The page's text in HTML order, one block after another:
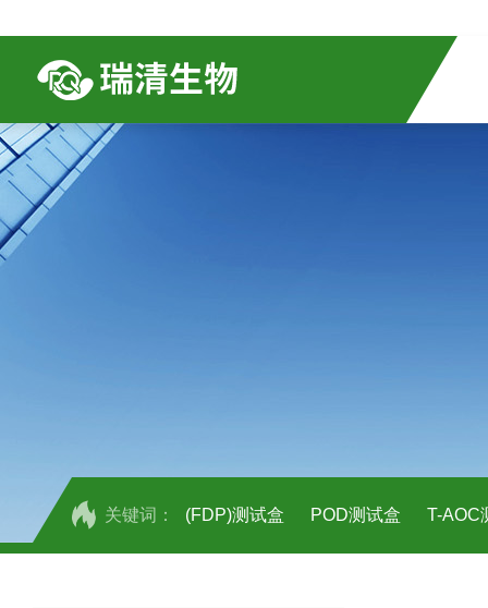
关键词： (FDP)测试盒 POD测试盒 T-AOC